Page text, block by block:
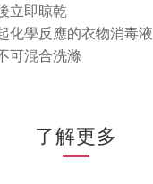
立即晾乾
化學反應的衣物消毒液
可混合洗滌
了解更多